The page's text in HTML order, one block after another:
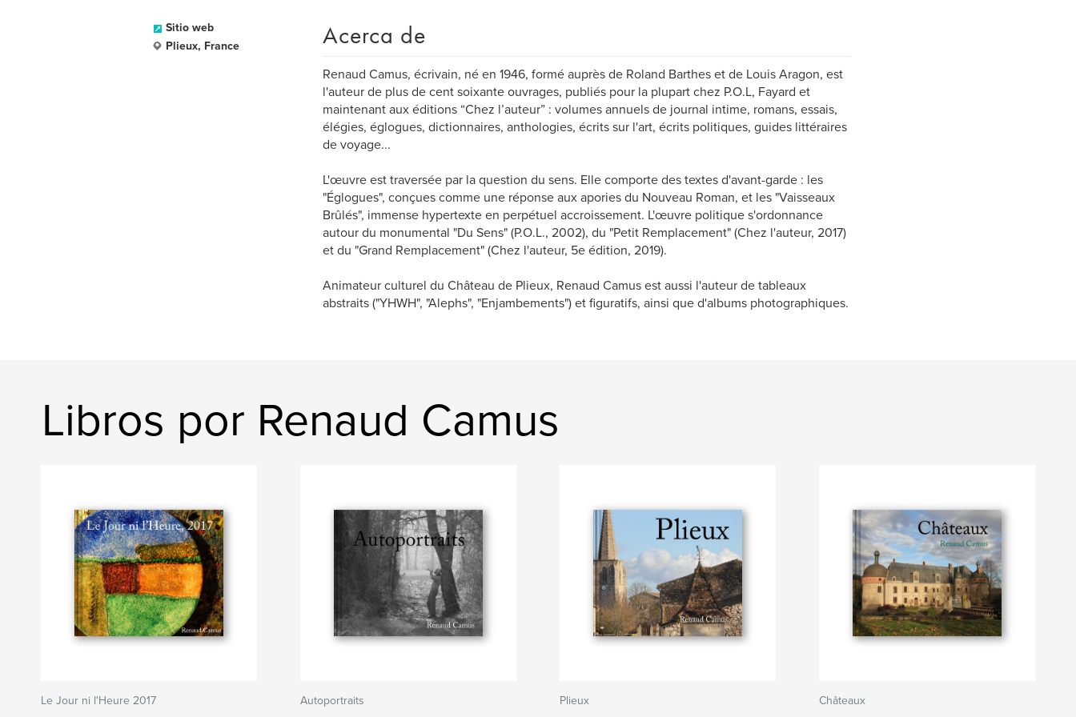
Sitio web
Plieux, France
Acerca de
Renaud Camus, écrivain, né en 1946, formé auprès de Roland Barthes et de Louis Aragon, est
l'auteur de plus de cent soixante ouvrages, publiés pour la plupart chez P.O.L, Fayard et
maintenant aux éditions “Chez l’auteur” : volumes annuels de journal intime, romans, essais,
élégies, églogues, dictionnaires, anthologies, écrits sur l'art, écrits politiques, guides littéraires
de voyage...
L'œuvre est traversée par la question du sens. Elle comporte des textes d'avant-garde : les
"Églogues", conçues comme une réponse aux apories du Nouveau Roman, et les "Vaisseaux
Brûlés", immense hypertexte en perpétuel accroissement. L'œuvre politique s'ordonnance
autour du monumental "Du Sens" (P.O.L., 2002), du "Petit Remplacement" (Chez l'auteur, 2017)
et du "Grand Remplacement" (Chez l'auteur, 5e édition, 2019).
Animateur culturel du Château de Plieux, Renaud Camus est aussi l'auteur de tableaux
abstraits ("YHWH", "Alephs", "Enjambements") et figuratifs, ainsi que d'albums photographiques.
Libros por Renaud Camus
Le Jour ni l'Heure 2017 Autoportraits Plieux Châteaux